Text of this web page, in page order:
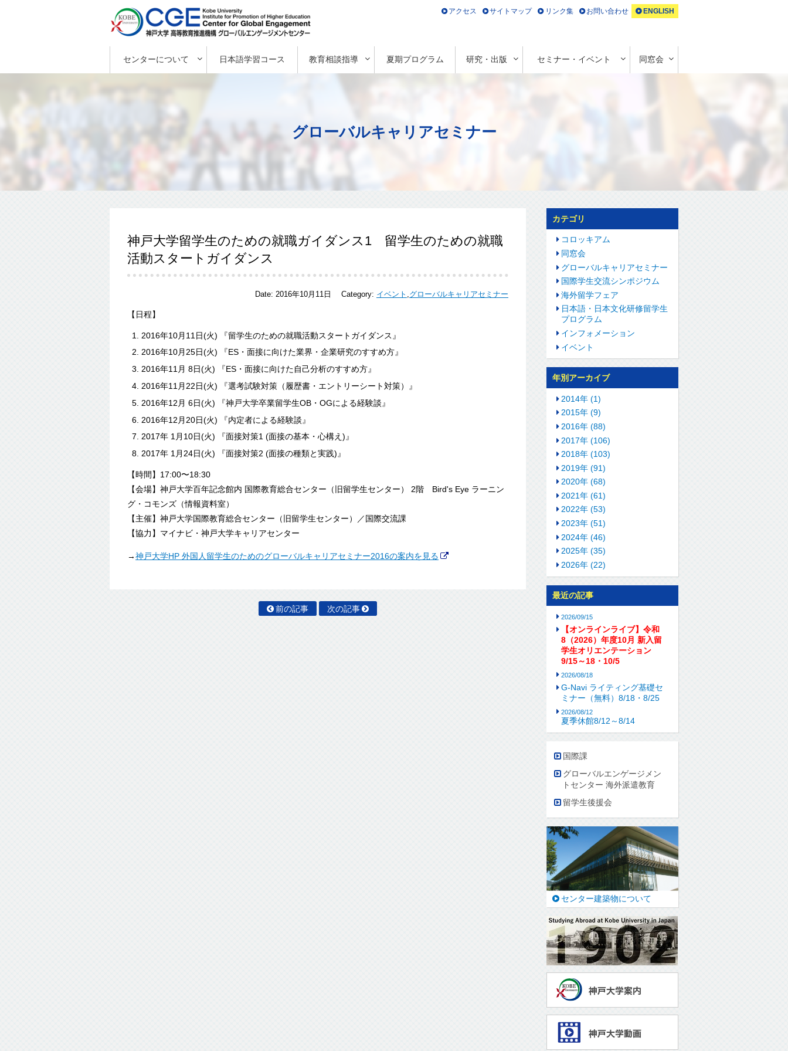
センターについて 日本語学習コース 教育相談指導 夏期プログラム 研究・出版 セミナー・イベント 同窓会
アクセス サイトマップ リンク集 お問い合わせ ENGLISH
グローバルキャリアセミナー
神戸大学留学生のための就職ガイダンス1 留学生のための就職
活動スタートガイダンス
Date:2016年10月11日 Category: イベント ,グローバルキャリアセミナー
【日程】
2016年10月11日(火) 『留学生のための就職活動スタートガイダンス』
2016年10月25日(火) 『ES・面接に向けた業界・企業研究のすすめ方』
2016年11月 8日(火) 『ES・面接に向けた自己分析のすすめ方』
2016年11月22日(火) 『選考試験対策（履歴書・エントリーシート対策）』
2016年12月 6日(火) 『神戸大学卒業留学生OB・OGによる経験談』
2016年12月20日(火) 『内定者による経験談』
2017年 1月10日(火) 『面接対策1 (面接の基本・心構え)』
2017年 1月24日(火) 『面接対策2 (面接の種類と実践)』
【時間】17:00〜18:30
【会場】神戸大学百年記念館内 国際教育総合センター（旧留学生センター） 2階 Bird's Eye ラーニン
グ・コモンズ（情報資料室）
【主催】神戸大学国際教育総合センター（旧留学生センター）／国際交流課
【協力】マイナビ・神戸大学キャリアセンター
→神戸大学HP 外国人留学生のためのグローバルキャリアセミナー2016の案内を見る
前の記事 次の記事
カテゴリ
コロッキアム
同窓会
グローバルキャリアセミナー
国際学生交流シンポジウム
海外留学フェア
日本語・日本文化研修留学生
プログラム
インフォメーション
イベント
年別アーカイブ
2014年 (1)
2015年 (9)
2016年 (88)
2017年 (106)
2018年 (103)
2019年 (91)
2020年 (68)
2021年 (61)
2022年 (53)
2023年 (51)
2024年 (46)
2025年 (35)
2026年 (22)
最近の記事
2026/09/15
【オンラインライブ】令和
8（2026）年度10月 新入留
学生オリエンテーション
9/15～18・10/5
2026/08/18
G-Navi ライティング基礎セ
ミナー（無料）8/18・8/25
2026/08/12
夏季休館8/12～8/14
国際課
グローバルエンゲージメン
トセンター 海外派遣教育
留学生後援会
センター建築物について